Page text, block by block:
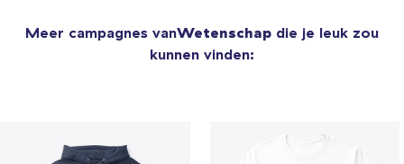
Meer campagnes vanWetenschap die je leuk zou
kunnen vinden: